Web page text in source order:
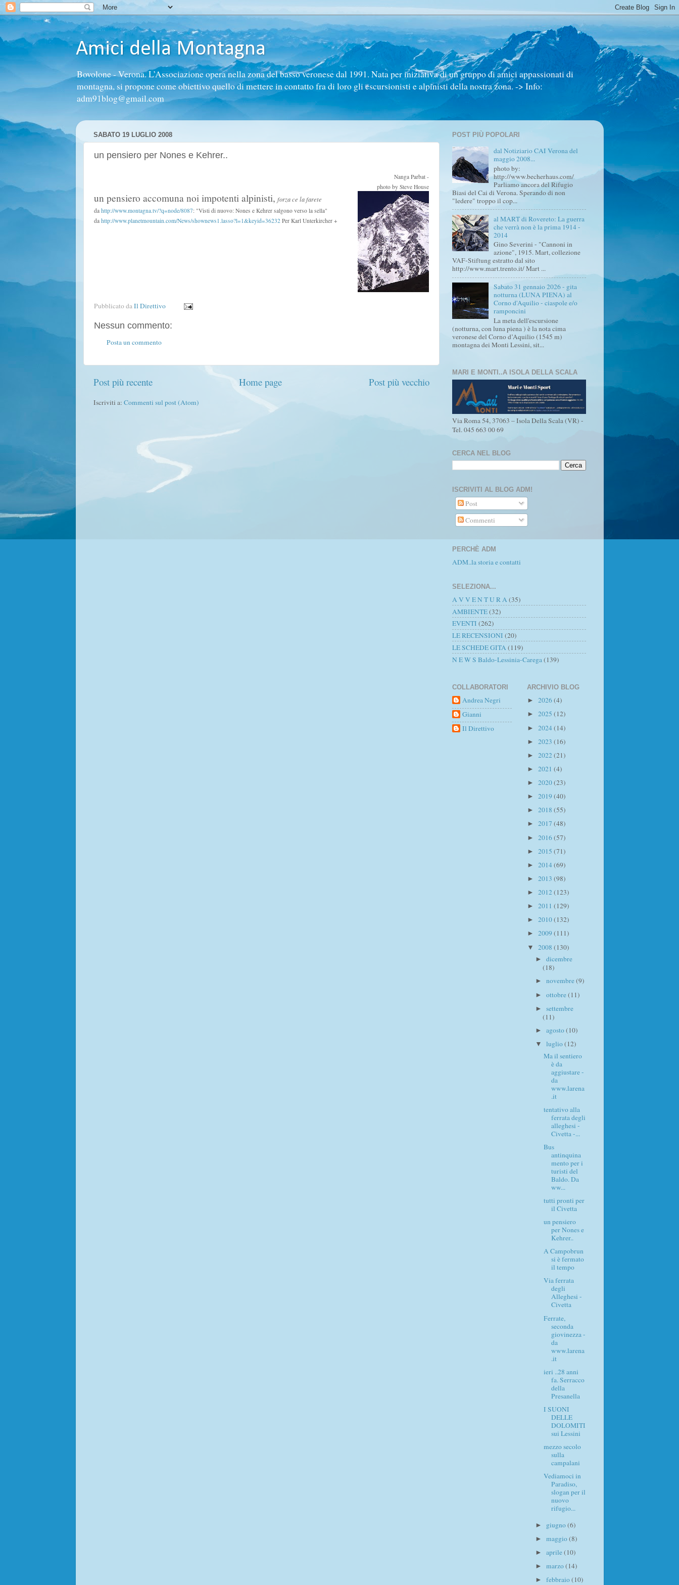
Amici della Montagna
Bovolone - Verona. L’Associazione opera nella zona del basso veronese dal 1991. Nata per iniziativa di un gruppo di amici appassionati di
montagna, si propone come obiettivo quello di mettere in contatto fra di loro gli escursionisti e alpinisti della nostra zona. -> Info:
adm91blog@gmail.com
SABATO 19 LUGLIO 2008
un pensiero per Nones e Kehrer..
Nanga Parbat -
photo by Steve House
un pensiero accomuna noi impotenti alpinisti, forza ce la farete
da http://www.montagna.tv/?q=node/8087: "Visti di nuovo: Nones e Kehrer salgono verso la sella"
da http://www.planetmountain.com/News/shownews1.lasso?l=1&keyid=36232Per Karl Unterkircher +
Pubblicato daIl Direttivo
Nessun commento:
Posta un commento
Post più recente Post più vecchio
Home page
Iscriviti a: Commenti sul post (Atom)
POST PIÙ POPOLARI
dal Notiziario CAI Verona del
maggio 2008...
photo by:
http://www.becherhaus.com/
Parliamo ancora del Rifugio
Biasi del Cai di Verona. Sperando di non
"ledere" troppo il cop...
al MART di Rovereto: La guerra
che verrà non è la prima 1914 -
2014
Gino Severini - "Cannoni in
azione", 1915. Mart, collezione
VAF-Stiftung estratto dal sito
http://www.mart.trento.it/ Mart ...
Sabato 31 gennaio 2026 - gita
notturna (LUNA PIENA) al
Corno d'Aquilio - ciaspole e/o
ramponcini
La meta dell'escursione
(notturna, con luna piena ) è la nota cima
veronese del Corno d’Aquilio (1545 m)
montagna dei Monti Lessini, sit...
MARI E MONTI..A ISOLA DELLA SCALA
Via Roma 54, 37063 – Isola Della Scala (VR) -
Tel. 045 663 00 69
CERCA NEL BLOG
ISCRIVITI AL BLOG ADM!
Post
Commenti
PERCHÈ ADM
ADM..la storia e contatti
SELEZIONA...
A V V E N T U R A (35)
AMBIENTE(32)
EVENTI (262)
LE RECENSIONI (20)
LE SCHEDE GITA (119)
N E W S Baldo-Lessinia-Carega (139)
COLLABORATORI
Andrea Negri
Gianni
Il Direttivo
ARCHIVIO BLOG
► 2026(4)
► 2025 (12)
► 2024(14)
► 2023 (16)
► 2022 (21)
► 2021 (4)
► 2020(23)
► 2019 (40)
► 2018 (55)
► 2017 (48)
► 2016(57)
► 2015 (71)
► 2014(69)
► 2013 (98)
► 2012 (123)
► 2011 (129)
► 2010(132)
► 2009 (111)
▼ 2008 (130)
► dicembre
(18)
► novembre(9)
► ottobre(11)
► settembre
(11)
► agosto(10)
▼ luglio(12)
Ma il sentiero
è da
aggiustare -
da
www.larena
.it
tentativo alla
ferrata degli
alleghesi -
Civetta -...
Bus
antinquina
mento per i
turisti del
Baldo. Da
ww...
tutti pronti per
il Civetta
un pensiero
per Nones e
Kehrer..
A Campobrun
si è fermato
il tempo
Via ferrata
degli
Alleghesi -
Civetta
Ferrate,
seconda
giovinezza -
da
www.larena
.it
ieri ..28 anni
fa. Serracco
della
Presanella
I SUONI
DELLE
DOLOMITI
sui Lessini
mezzo secolo
sulla
campalani
Vediamoci in
Paradiso,
slogan per il
nuovo
rifugio...
► giugno(6)
► maggio(8)
► aprile(10)
► marzo(14)
► febbraio(10)